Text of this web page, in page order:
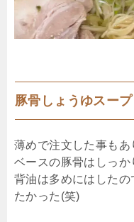
豚骨しょうゆスープ
薄めで注文した事もあ
ベースの豚骨はしっか
背油は多めにはした
たかった(笑)